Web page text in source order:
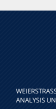
NALYSIS